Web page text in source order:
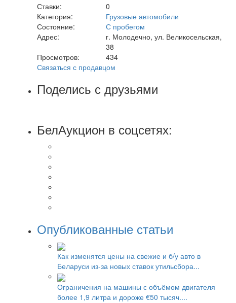
Ставки:
0
Категория:
Грузовые автомобили
Состояние:
С пробегом
Адрес:
г. Молодечно, ул. Великосельская,
38
Просмотров:
434
Связаться с продавцом
Поделись с друзьями
БелАукцион в соцсетях:
Опубликованные статьи
Как изменятся цены на свежие и б/у авто в
Беларуси из-за новых ставок утильсбора...
Ограничения на машины с объёмом двигателя
более 1,9 литра и дороже €50 тысяч....